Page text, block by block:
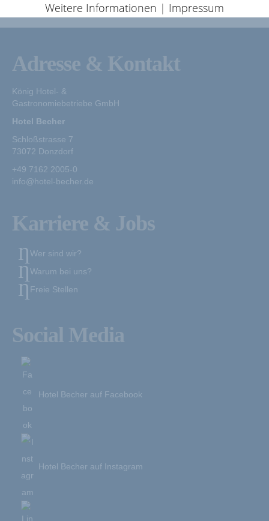
Adresse & Kontakt
König Hotel- &
Gastronomiebetriebe GmbH
Hotel Becher
Schloßstrasse 7
73072 Donzdorf
+49 7162 2005-0
info@hotel-becher.de
Karriere & Jobs
Wer sind wir?
Warum bei uns?
Freie Stellen
Social Media
Hotel Becher auf Facebook
Hotel Becher auf Instagram
Weitere Informationen | Impressum